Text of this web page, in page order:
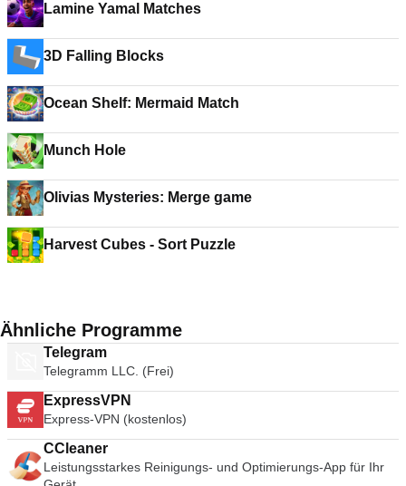
Lamine Yamal Matches
3D Falling Blocks
Ocean Shelf: Mermaid Match
Munch Hole
Olivias Mysteries: Merge game
Harvest Cubes - Sort Puzzle
Ähnliche Programme
Telegram
Telegramm LLC. (Frei)
ExpressVPN
Express-VPN (kostenlos)
CCleaner
Leistungsstarkes Reinigungs- und Optimierungs-App für Ihr